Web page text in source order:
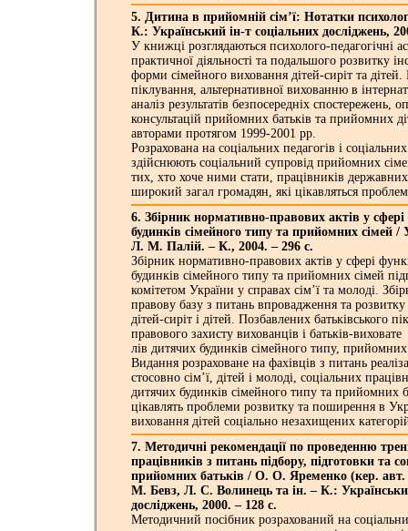
5. Дитина в прийомній сім’ї: Нотатки
К.: Український ін-т соціальних досліджень,
У книжці розглядаються психолого-педагогічні
практичної діяльності та подальшого розвитку
форми сімейного виховання дітей-сиріт та дітей.
піклування, альтернативної вихованню в
аналіз результатів безпосередніх спостережень,
консультацій прийомних батьків та прийомних
авторами протягом 1999-2001 рр.
Розрахована на соціальних педагогів і
здійснюють соціальний супровід прийомних
тих, хто хоче ними стати, працівників
широкий загал громадян, які цікавляться
6. Збірник нормативно-правових актів у
будинків сімейного типу та прийомних сімей
Л. М. Палій. – К., 2004. – 296 с.
Збірник нормативно-правових актів у сфері
будинків сімейного типу та прийомних сімей
комітетом України у справах сім’ї та молоді.
правову базу з питань впровадження та
дітей-сиріт і дітей. Позбавлених батьківського
правового захисту вихованців і батьків-виховате
лів дитячих будинків сімейного типу,
Видання розраховане на фахівців з питань
стосовно сім’ї, дітей і молоді, соціальних
дитячих будинків сімейного типу та прийомних
цікавлять проблеми розвитку та поширення в
виховання дітей соціально незахищених
7. Методичні рекомендації по проведенню
працівників з питань підбору, підготовки та
прийомних батьків / О. О. Яременко (кер.
М. Бевз, Л. С. Волинець та ін. – К.:
досліджень, 2000. – 128 с.
Методичний посібник розрахований на